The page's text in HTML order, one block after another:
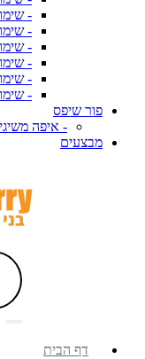
-
-
-
-
-
-
פור שיפס
- איפה
מבצעים
דף הבית